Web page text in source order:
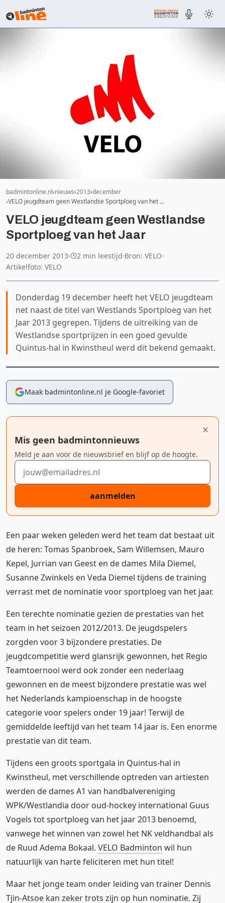
badmintonline.nl nieuws 2013 december
VELO jeugdteam geen Westlandse Sportploeg van het …
VELO jeugdteam geen Westlandse
Sportploeg van het Jaar
20 december 2013· 2 min leestijd·Bron: VELO·
Artikelfoto: VELO
Donderdag 19 december heeft het VELO jeugdteam
net naast de titel van Westlands Sportploeg van het
Jaar 2013 gegrepen. Tijdens de uitreiking van de
Westlandse sportprijzen in een goed gevulde
Quintus-hal in Kwinstheul werd dit bekend gemaakt.
Maak badmintonline.nl je Google-favoriet
Mis geen badmintonnieuws
Meld je aan voor de nieuwsbrief en blijf op de hoogte.
E-mailadres
aanmelden
Een paar weken geleden werd het team dat bestaat uit
de heren: Tomas Spanbroek, Sam Willemsen, Mauro
Kepel, Jurrian van Geest en de dames Mila Diemel,
Susanne Zwinkels en Veda Diemel tijdens de training
verrast met de nominatie voor sportploeg van het jaar.
Een terechte nominatie gezien de prestaties van het
team in het seizoen 2012/2013. De jeugdspelers
zorgden voor 3 bijzondere prestaties. De
jeugdcompetitie werd glansrijk gewonnen, het Regio
Teamtoernooi werd ook zonder een nederlaag
gewonnen en de meest bijzondere prestatie was wel
het Nederlands kampioenschap in de hoogste
categorie voor spelers onder 19 jaar! Terwijl de
gemiddelde leeftijd van het team 14 jaar is. Een enorme
prestatie van dit team.
Tijdens een groots sportgala in Quintus-hal in
Kwinstheul, met verschillende optreden van artiesten
werden de dames A1 van handbalvereniging
WPK/Westlandia door oud-hockey international Guus
Vogels tot sportploeg van het jaar 2013 benoemd,
vanwege het winnen van zowel het NK veldhandbal als
de Ruud Adema Bokaal. VELO Badminton wil hun
natuurlijk van harte feliciteren met hun titel!
Maar het jonge team onder leiding van trainer Dennis
Tjin-Atsoe kan zeker trots zijn op hun nominatie. Zij